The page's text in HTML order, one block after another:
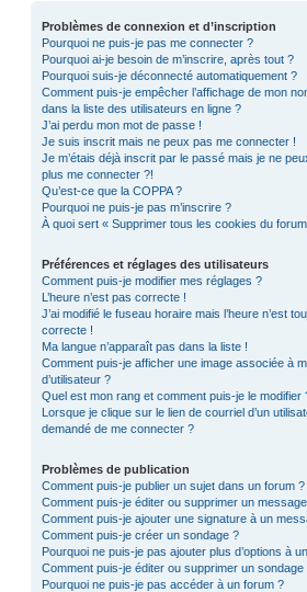
Problèmes de connexion et d’inscription
Pourquoi ne puis-je pas me connecter ?
Pourquoi ai-je besoin de m’inscrire, après tout ?
Pourquoi suis-je déconnecté automatiquement ?
Comment puis-je empêcher l’affichage de mon
dans la liste des utilisateurs en ligne ?
J’ai perdu mon mot de passe !
Je suis inscrit mais ne peux pas me connecter !
Je m’étais déjà inscrit par le passé mais je ne
plus me connecter ?!
Qu’est-ce que la COPPA ?
Pourquoi ne puis-je pas m’inscrire ?
À quoi sert « Supprimer tous les cookies du
Préférences et réglages des utilisateurs
Comment puis-je modifier mes réglages ?
L’heure n’est pas correcte !
J’ai modifié le fuseau horaire mais l’heure n’est
correcte !
Ma langue n’apparaît pas dans la liste !
Comment puis-je afficher une image associée à
d’utilisateur ?
Quel est mon rang et comment puis-je le modifier
Lorsque je clique sur le lien de courriel d’un
demandé de me connecter ?
Problèmes de publication
Comment puis-je publier un sujet dans un forum ?
Comment puis-je éditer ou supprimer un
Comment puis-je ajouter une signature à un
Comment puis-je créer un sondage ?
Pourquoi ne puis-je pas ajouter plus d’options à
Comment puis-je éditer ou supprimer un sondage
Pourquoi ne puis-je pas accéder à un forum ?